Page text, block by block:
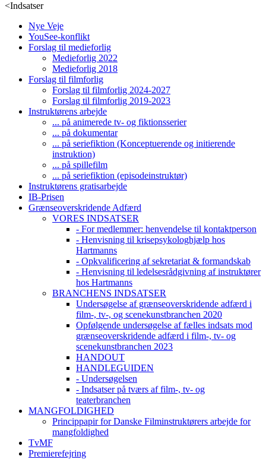
<Indsatser
Nye Veje
YouSee-konflikt
Forslag til medieforlig
Medieforlig 2022
Medieforlig 2018
Forslag til filmforlig
Forslag til filmforlig 2024-2027
Forslag til filmforlig 2019-2023
Instruktørens arbejde
... på animerede tv- og fiktionsserier
... på dokumentar
... på seriefiktion (Konceptuerende og initierende
instruktion)
... på spillefilm
... på seriefiktion (episodeinstruktør)
Instruktørens gratisarbejde
IB-Prisen
Grænseoverskridende Adfærd
VORES INDSATSER
- For medlemmer: henvendelse til kontaktperson
- Henvisning til krisepsykologhjælp hos
Hartmanns
- Opkvalificering af sekretariat & formandskab
- Henvisning til ledelsesrådgivning af instruktører
hos Hartmanns
BRANCHENS INDSATSER
Undersøgelse af grænseoverskridende adfærd i
film-, tv-, og scenekunstbranchen 2020
Opfølgende undersøgelse af fælles indsats mod
grænseoverskridende adfærd i film-, tv- og
scenekunstbranchen 2023
HANDOUT
HANDLEGUIDEN
- Undersøgelsen
- Indsatser på tværs af film-, tv- og
teaterbranchen
MANGFOLDIGHED
Princippapir for Danske Filminstruktørers arbejde for
mangfoldighed
TvMF
Premierefejring